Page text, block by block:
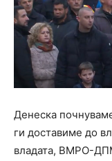
Денеска
ги доставиме до
владата, ВМРО-